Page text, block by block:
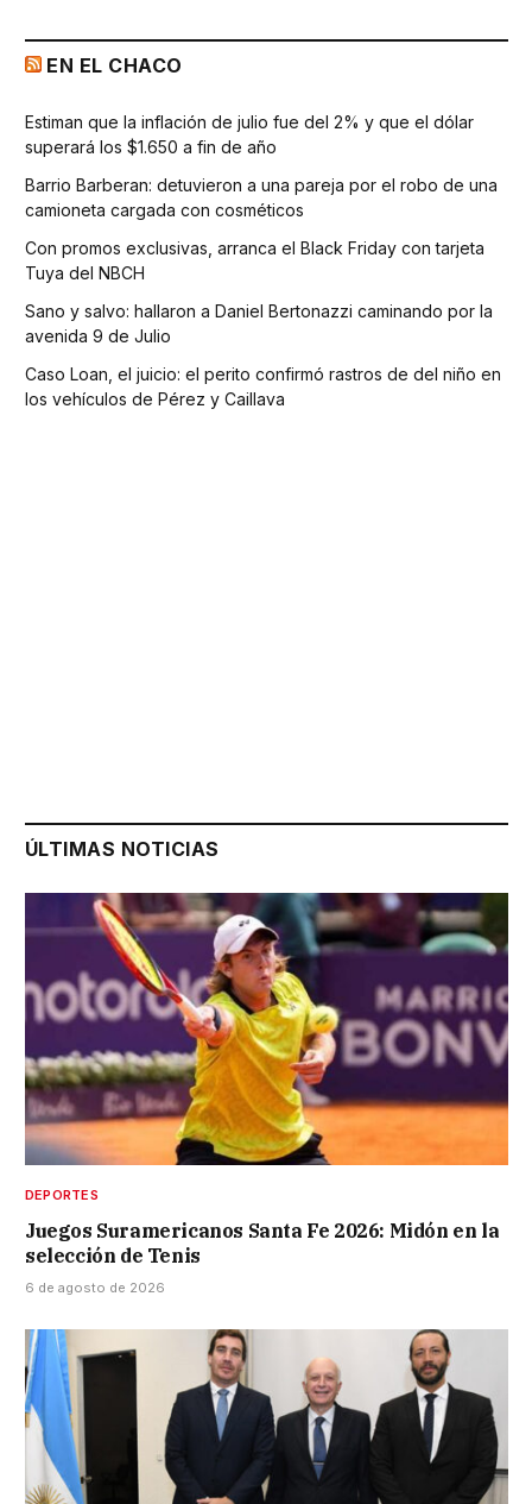
EN EL CHACO
Estiman que la inflación de julio fue del 2% y que el dólar
superará los $1.650 a fin de año
Barrio Barberan: detuvieron a una pareja por el robo de una
camioneta cargada con cosméticos
Con promos exclusivas, arranca el Black Friday con tarjeta
Tuya del NBCH
Sano y salvo: hallaron a Daniel Bertonazzi caminando por la
avenida 9 de Julio
Caso Loan, el juicio: el perito confirmó rastros de del niño en
los vehículos de Pérez y Caillava
ÚLTIMAS NOTICIAS
DEPORTES
Juegos Suramericanos Santa Fe 2026: Midón en la
selección de Tenis
6 de agosto de 2026